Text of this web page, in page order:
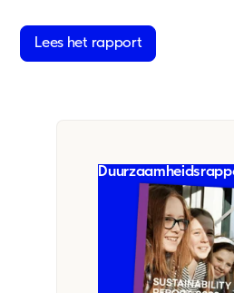
Lees het rapport